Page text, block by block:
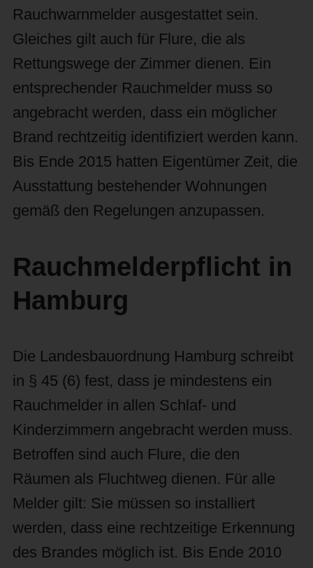
Rauchwarnmelder ausgestattet sein.
Gleiches gilt auch für Flure, die als
Rettungswege der Zimmer dienen. Ein
entsprechender Rauchmelder muss so
angebracht werden, dass ein möglicher
Brand rechtzeitig identifiziert werden kann.
Bis Ende 2015 hatten Eigentümer Zeit, die
Ausstattung bestehender Wohnungen
gemäß den Regelungen anzupassen.
Rauchmelderpflicht in
Hamburg
Die Landesbauordnung Hamburg schreibt
in § 45 (6) fest, dass je mindestens ein
Rauchmelder in allen Schlaf- und
Kinderzimmern angebracht werden muss.
Betroffen sind auch Flure, die den
Räumen als Fluchtweg dienen. Für alle
Melder gilt: Sie müssen so installiert
werden, dass eine rechtzeitige Erkennung
des Brandes möglich ist. Bis Ende 2010